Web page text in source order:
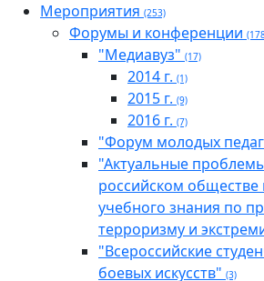
Мероприятия (253)
Форумы и конференции
"Медиавуз" (17)
2014 г. (1)
2015 г. (9)
2016 г. (7)
"Форум молодых
"Актуальные
российском обществе
учебного знания по
терроризму и
"Всероссийские
боевых искусств" (3)